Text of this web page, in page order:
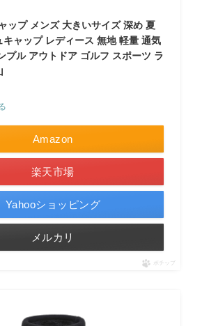
ップ メンズ 大きいサイズ 深め 夏
キャップ レディース 無地 軽量 通気
プル アウトドア ゴルフ スポーツ ラ
Amazon
楽天市場
Yahooショッピング
メルカリ
ポチップ